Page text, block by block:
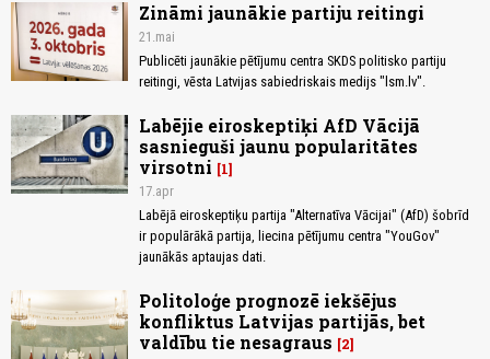
Zināmi jaunākie partiju reitingi
21.mai
Publicēti jaunākie pētījumu centra SKDS politisko partiju
reitingi, vēsta Latvijas sabiedriskais medijs "lsm.lv".
Labējie eiroskeptiķi AfD Vācijā
sasnieguši jaunu popularitātes
virsotni
1
17.apr
Labējā eiroskeptiķu partija "Alternatīva Vācijai" (AfD) šobrīd
ir populārākā partija, liecina pētījumu centra "YouGov"
jaunākās aptaujas dati.
Politoloģe prognozē iekšējus
konfliktus Latvijas partijās, bet
valdību tie nesagraus
2